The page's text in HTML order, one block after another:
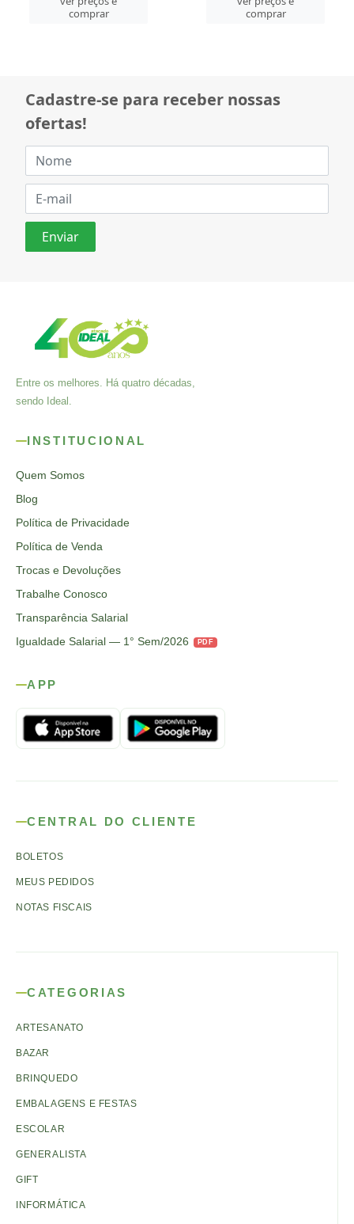
comprar
comprar
Cadastre-se para receber nossas
ofertas!
Entre os melhores. Há quatro décadas,
sendo Ideal.
INSTITUCIONAL
Quem Somos
Blog
Política de Privacidade
Política de Venda
Trocas e Devoluções
Trabalhe Conosco
Transparência Salarial
Igualdade Salarial — 1° Sem/2026
PDF
APP
CENTRAL DO CLIENTE
BOLETOS
MEUS PEDIDOS
NOTAS FISCAIS
CATEGORIAS
ARTESANATO
BAZAR
BRINQUEDO
EMBALAGENS E FESTAS
ESCOLAR
GENERALISTA
GIFT
INFORMÁTICA